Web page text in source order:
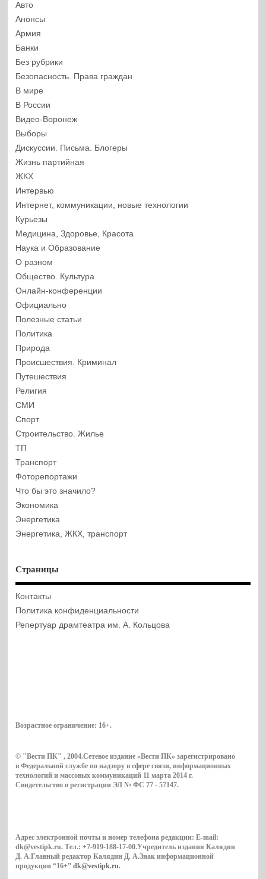
Авто
Анонсы
Армия
Банки
Без рубрики
Безопасность. Права граждан
В мире
В России
Видео-Воронеж
Выборы
Дискуссии. Письма. Блогеры
Жизнь партийная
ЖКХ
Интервью
Интернет, коммуникации, новые технологии
Курьезы
Медицина, Здоровье, Красота
Наука и Образование
О разном
Общество. Культура
Онлайн-конференции
Официально
Полезные статьи
Политика
Природа
Происшествия. Криминал
Путешествия
Религия
СМИ
Спорт
Строительство. Жилье
ТП
Транспорт
Фоторепортажи
Что бы это значило?
Экономика
Энергетика
Энергетика, ЖКХ, транспорт
Страницы
Контакты
Политика конфиденциальности
Репертуар драмтеатра им. А. Кольцова
Возрастное ограничение: 16+.
© "Вести ПК" , 2004.Сетевое издание «Вести ПК» зарегистрировано
в Федеральной службе по надзору в сфере связи, информационных
технологий и массовых коммуникаций 11 марта 2014 г.
Свидетельство о регистрации ЭЛ № ФС 77 - 57147.
Адрес электронной почты и номер телефона редакции: E-mail:
dk@vestipk.ru. Тел.: +7-919-188-17-00.Учредитель издания Калядин
Д. А.Главный редактор Калядин Д. А.Знак информационной
продукции “16+”dk@vestipk.ru.